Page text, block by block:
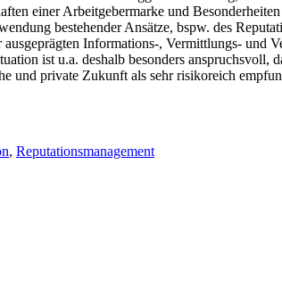
einer Arbeitgebermarke und
bestehender Ansätze, bspw. des
Informations-, Vermittlungs-
ist u.a. deshalb besonders
und private Zukunft als sehr risikoreich
, Reputationsmanagement